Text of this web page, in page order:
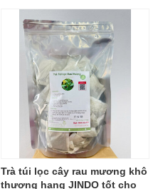
Trà túi lọc cây rau mương khô
thượng hạng JINDO tốt cho